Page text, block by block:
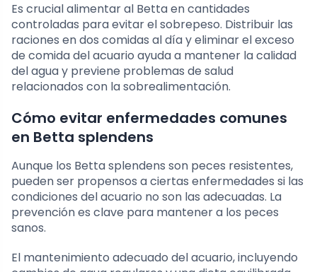
Es crucial alimentar al Betta en cantidades
controladas para evitar el sobrepeso. Distribuir las
raciones en dos comidas al día y eliminar el exceso
de comida del acuario ayuda a mantener la calidad
del agua y previene problemas de salud
relacionados con la sobrealimentación.
Cómo evitar enfermedades comunes
en Betta splendens
Aunque los Betta splendens son peces resistentes,
pueden ser propensos a ciertas enfermedades si las
condiciones del acuario no son las adecuadas. La
prevención es clave para mantener a los peces
sanos.
El mantenimiento adecuado del acuario, incluyendo